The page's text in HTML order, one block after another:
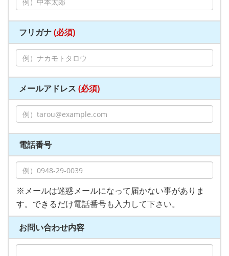
フリガナ(必須)
メールアドレス (必須)
電話番号
※メールは迷惑メールになって届かない事がありま
す。できるだけ電話番号も入力して下さい。
お問い合わせ内容